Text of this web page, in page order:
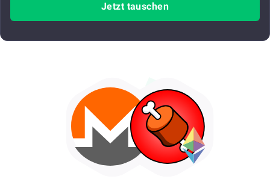
Jetzt tauschen